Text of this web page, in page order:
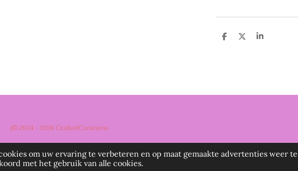
om uw ervaring te verbeteren en op maat gemaakte advertenties weer
met het gebruik van alle cookies.
D
D
S
(© 2024 - 2026 CraftedCreations